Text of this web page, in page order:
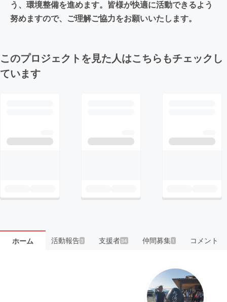
う、環境整備を進めます。皆様が快適に活動できるよう
努めますので、ご理解ご協力をお願いいたします。
このプロジェクトを見た人はこちらもチェックし
ています
ホーム 活動報告3 支援者34 仲間募集 1 コメント